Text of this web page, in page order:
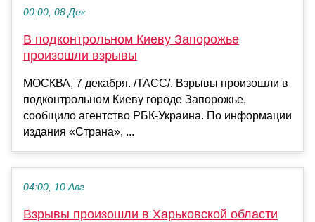
00:00, 08 Дек
В подконтрольном Киеву Запорожье
произошли взрывы
МОСКВА, 7 декабря. /ТАСС/. Взрывы произошли в
подконтрольном Киеву городе Запорожье,
сообщило агентство РБК-Украина. По информации
издания «Страна», ...
04:00, 10 Авг
Взрывы произошли в Харьковской области